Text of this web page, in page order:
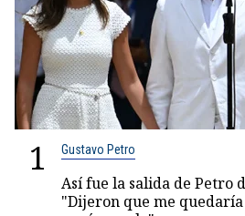
1 Gustavo Petro
Así fue la salida de Petro
"Dijeron que me